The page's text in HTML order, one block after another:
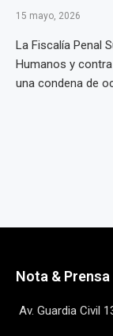
15 mayo, 2026
La Fiscalía Penal
Humanos y
una condena de
Nota & Prensa
Av. Guardia Civil